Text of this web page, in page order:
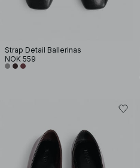
Strap Detail Ballerinas
NOK 559